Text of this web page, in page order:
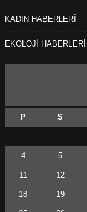
KADIN HABERLERİ
EKOLOJİ HABERLERİ
P S
4 5
11 12
18 19